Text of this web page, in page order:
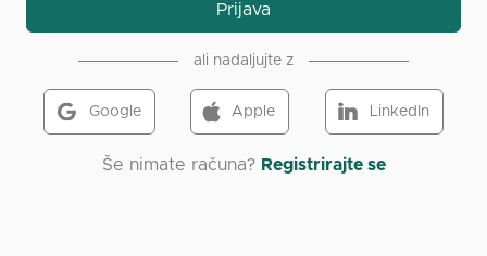
Prijava
ali nadaljujte z
Google Apple LinkedIn
Še nimate računa? Registrirajte se